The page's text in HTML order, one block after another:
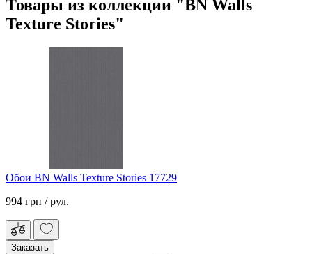
Товары из коллекции "BN Walls
Texture Stories"
Обои BN Walls Texture Stories 17729
994 грн / рул.
Заказать